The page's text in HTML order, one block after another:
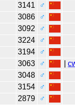
3141
♂
3086
♂
3092
♂
3224
♂
3194
♂
3063 ♂ |
3048
♂
3154
♂
2879
♂